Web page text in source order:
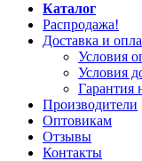
Каталог
Распродажа!
Доставка и
Условия
Условия
Гарантия
Производители
Оптовикам
Отзывы
Контакты